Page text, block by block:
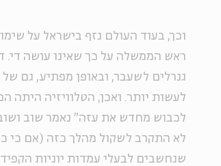
וכך, בעוד העולם נזף בישראל על
ראש הממשלה על כך שאינו עושה די.
גנרלים לשעבר, ובאופן מפתיע, גם
לעשות יותר. ואכן, הטלוויזיה היתה
לכבוש מחדש את עזה" נאמר שוב
לא התקרב לשקול מהלך כזה (אם כי
שנחשבים לבעלי עמדות יוניות